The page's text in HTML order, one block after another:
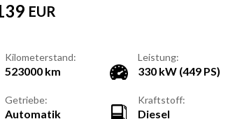
EUR
Kilometerstand:
523000 km
Leistung:
330 kW (449 PS)
Getriebe:
Automatik
Kraftstoff:
Diesel